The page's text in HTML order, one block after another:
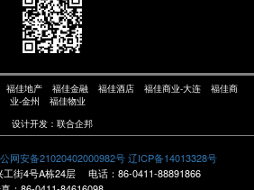
福佳地产 福佳金融 福佳酒店 福佳商业-大连
福佳商
业-金州
福佳物业
设计开发： 联合企邦
网安备21020402000982号 辽ICP备14013328号
街4号A栋24层
电话：86-0411-88891866